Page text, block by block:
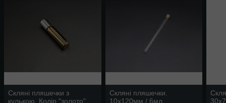
Скляні пляшечки з
кулькою. Колір "золото".
Скляні пляшечки.
10х120мм / 6мл